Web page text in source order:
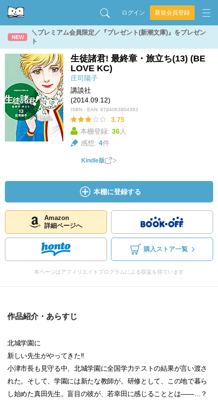
ログイン 新規会員登録
NEW
＼プレミアム会員限定／『プレゼント(新潮文庫)』をプレゼン
ト
生徒諸君! 最終章・旅立ち(13) (BE
LOVE KC)
庄司陽子
講談社
(2014.09.12)
ISBN・EAN: 9784063804393
3.75
本棚登録: 36人
感想: 4件
Kindle版
本棚に登録する
Amazon
詳細ページへ
購入ストア一覧
本ページはアフィリエイトプログラムによる収益を得ています
作品紹介・あらすじ
北城学園に
新しい先生がやってきた!!
小津市長も見守る中、北城学園に全国学力テストの結果が言い渡さ
れた。そして、学園には新たな教師が。研修として、この地で暮ら
し始めた真田先生。盲目の彼が、若幸田に感じることとは――…？